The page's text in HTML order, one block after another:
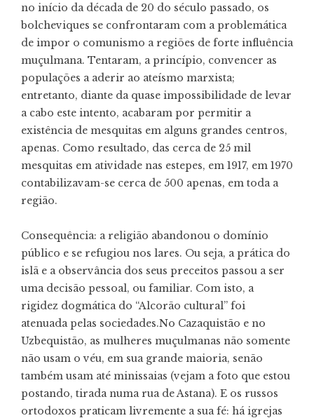
no início da década de 20 do século passado, os
bolcheviques se confrontaram com a problemática
de impor o comunismo a regiões de forte influência
muçulmana. Tentaram, a princípio, convencer as
populações a aderir ao ateísmo marxista;
entretanto, diante da quase impossibilidade de levar
a cabo este intento, acabaram por permitir a
existência de mesquitas em alguns grandes centros,
apenas. Como resultado, das cerca de 25 mil
mesquitas em atividade nas estepes, em 1917, em 1970
contabilizavam-se cerca de 500 apenas, em toda a
região.
Consequência: a religião abandonou o domínio
público e se refugiou nos lares. Ou seja, a prática do
islã e a observância dos seus preceitos passou a ser
uma decisão pessoal, ou familiar. Com isto, a
rigidez dogmática do “Alcorão cultural” foi
atenuada pelas sociedades.No Cazaquistão e no
Uzbequistão, as mulheres muçulmanas não somente
não usam o véu, em sua grande maioria, senão
também usam até minissaias (vejam a foto que estou
postando, tirada numa rua de Astana). E os russos
ortodoxos praticam livremente a sua fé: há igrejas